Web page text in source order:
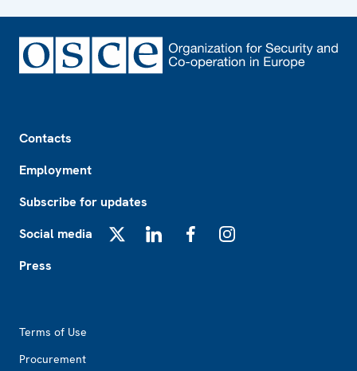
Contacts
Employment
Subscribe for updates
Social media
Press
Terms of Use
Procurement